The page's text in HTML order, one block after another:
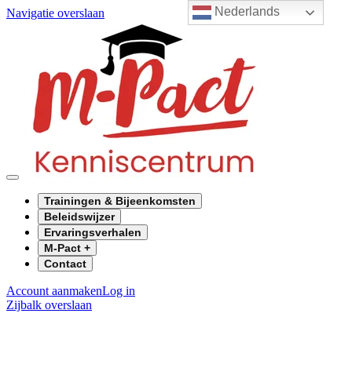
Nederlands
Navigatie overslaan
Trainingen & Bijeenkomsten
Beleidswijzer
Ervaringsverhalen
M-Pact +
Contact
Account aanmakenLog in
Zijbalk overslaan